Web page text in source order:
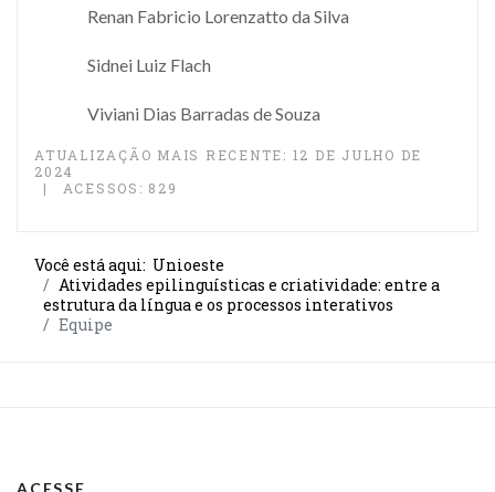
Renan Fabricio Lorenzatto da Silva
Sidnei Luiz Flach
Viviani Dias Barradas de Souza
ATUALIZAÇÃO MAIS RECENTE: 12 DE JULHO DE
2024
ACESSOS: 829
Você está aqui: Unioeste
Atividades epilinguísticas e criatividade: entre a
estrutura da língua e os processos interativos
Equipe
ACESSE